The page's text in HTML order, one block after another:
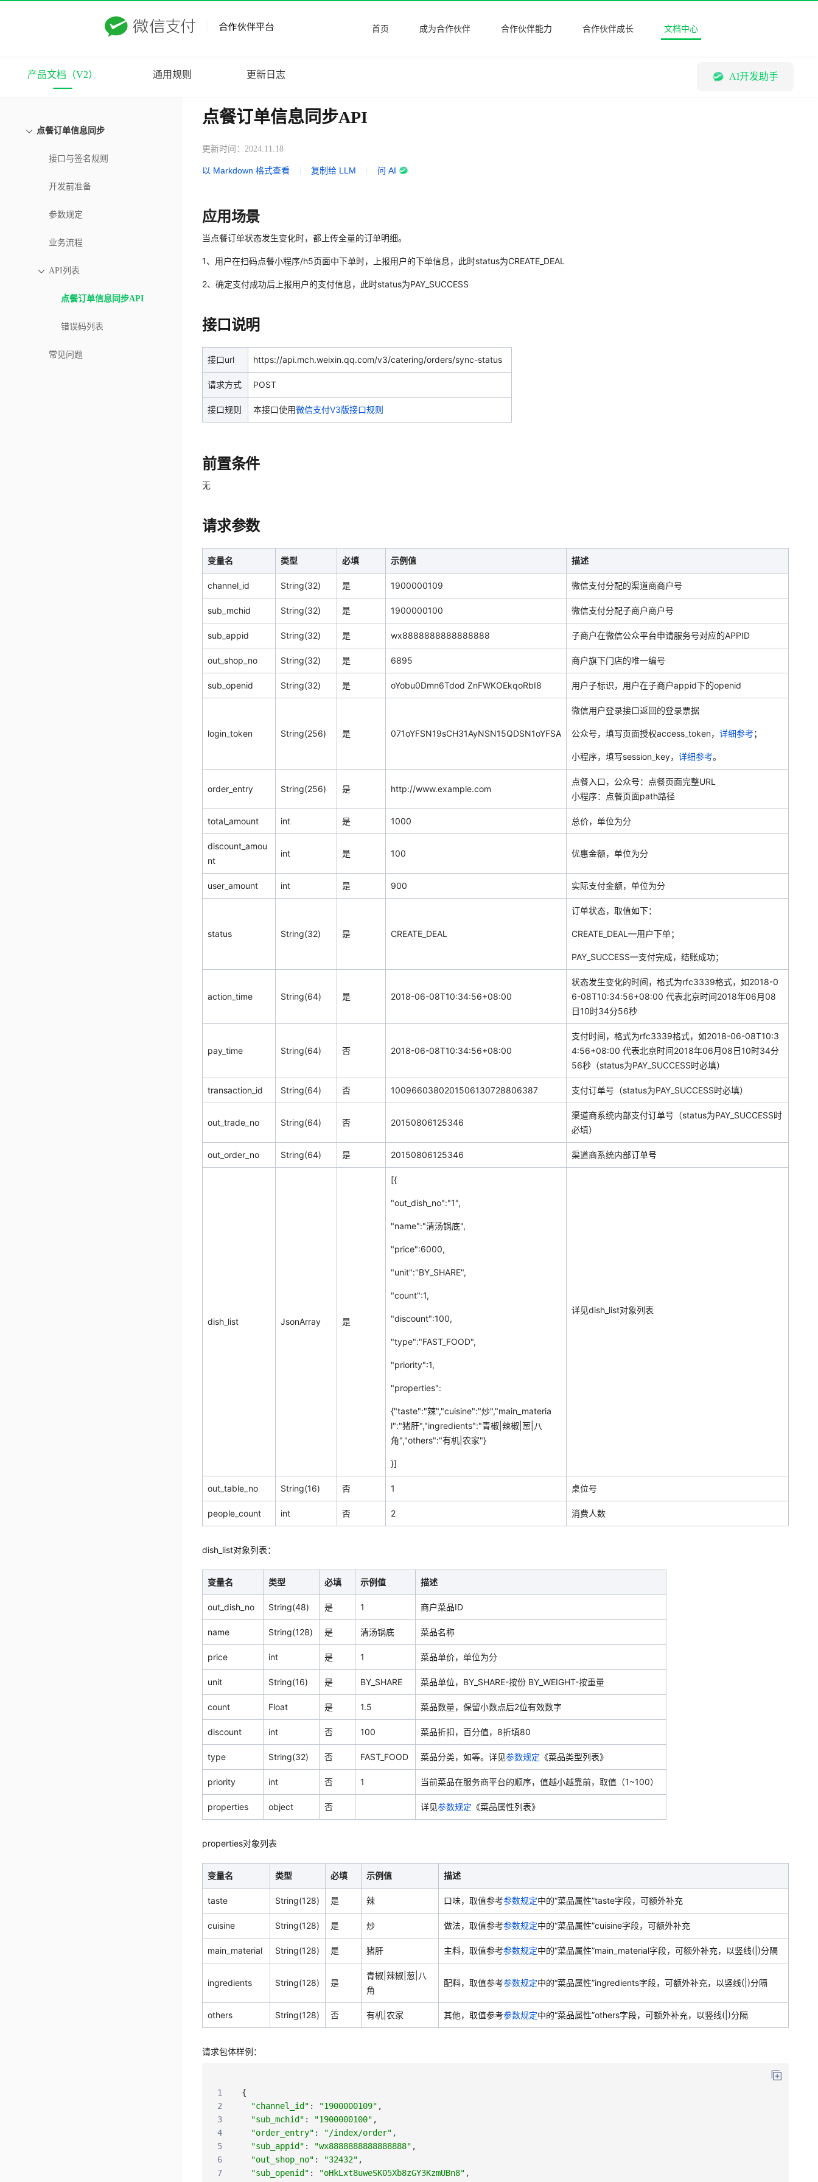
首页 成为合作伙伴 合作伙伴能力 合作伙伴成长 文档中心
产品文档（V2） 通用规则 更新日志 AI开发助手
点餐订单信息同步
接口与签名规则
开发前准备
参数规定
业务流程
API列表
点餐订单信息同步API
错误码列表
常见问题
点餐订单信息同步API
更新时间：2024.11.18
以 Markdown 格式查看 复制给 LLM 问 AI
应用场景
当点餐订单状态发生变化时，都上传全量的订单明细。
1、用户在扫码点餐小程序/h5页面中下单时，上报用户的下单信息，此时status为CREATE_DEAL
2、确定支付成功后上报用户的支付信息，此时status为PAY_SUCCESS
接口说明
接口url https://api.mch.weixin.qq.com/v3/catering/orders/sync-status
请求方式 POST
接口规则 本接口使用微信支付V3版接口规则
前置条件
无
请求参数
变量名 类型 必填 示例值 描述
channel_id String(32) 是 1900000109 微信支付分配的渠道商商户号
sub_mchid String(32) 是 1900000100 微信支付分配子商户商户号
sub_appid String(32) 是 wx8888888888888888 子商户在微信公众平台申请服务号对应的APPID
out_shop_no String(32) 是 6895 商户旗下门店的唯一编号
sub_openid String(32) 是 oYobu0Dmn6Tdod ZnFWKOEkqoRbI8 用户子标识，用户在子商户appid下的openid
login_token String(256) 是 071oYFSN19sCH31AyNSN15QDSN1oYFSA
微信用户登录接口返回的登录票据
公众号，填写页面授权access_token， 详细参考；
小程序，填写session_key， 详细参考。
order_entry String(256) 是 http://www.example.com
点餐入口，公众号：点餐页面完整URL
小程序：点餐页面path路径
total_amount int 是 1000 总价，单位为分
discount_amou
nt
int 是 100 优惠金额，单位为分
user_amount int 是 900 实际支付金额，单位为分
status String(32) 是 CREATE_DEAL
订单状态，取值如下：
CREATE_DEAL—用户下单；
PAY_SUCCESS—支付完成，结账成功；
action_time String(64) 是 2018-06-08T10:34:56+08:00
状态发生变化的时间，格式为rfc3339格式，如2018-0
6-08T10:34:56+08:00 代表北京时间2018年06月08
日10时34分56秒
pay_time String(64) 否 2018-06-08T10:34:56+08:00
支付时间，格式为rfc3339格式，如2018-06-08T10:3
4:56+08:00 代表北京时间2018年06月08日10时34分
56秒（status为PAY_SUCCESS时必填）
transaction_id String(64) 否 1009660380201506130728806387 支付订单号（status为PAY_SUCCESS时必填）
out_trade_no String(64) 否 20150806125346
渠道商系统内部支付订单号（status为PAY_SUCCESS时
必填）
out_order_no String(64) 是 20150806125346 渠道商系统内部订单号
dish_list JsonArray 是
[{
"out_dish_no":"1",
"name":"清汤锅底",
"price":6000,
"unit":"BY_SHARE",
"count":1,
"discount":100,
"type":"FAST_FOOD",
"priority":1,
"properties":
{"taste":"辣","cuisine":"炒","main_materia
l":"猪肝","ingredients":"青椒|辣椒|葱|八
角","others":"有机|农家"}
}]
详见dish_list对象列表
out_table_no String(16) 否 1 桌位号
people_count int 否 2 消费人数
dish_list对象列表：
变量名 类型 必填 示例值 描述
out_dish_no String(48) 是 1 商户菜品ID
name String(128) 是 清汤锅底 菜品名称
price int 是 1 菜品单价，单位为分
unit String(16) 是 BY_SHARE 菜品单位，BY_SHARE-按份 BY_WEIGHT-按重量
count Float 是 1.5 菜品数量，保留小数点后2位有效数字
discount int 否 100 菜品折扣，百分值，8折填80
type String(32) 否 FAST_FOOD 菜品分类，如等。详见参数规定 《菜品类型列表》
priority int 否 1 当前菜品在服务商平台的顺序，值越小越靠前，取值（1~100）
properties object 否 详见参数规定 《菜品属性列表》
properties对象列表
变量名 类型 必填 示例值 描述
taste String(128) 是 辣 口味，取值参考参数规定中的“菜品属性”taste字段，可额外补充
cuisine String(128) 是 炒 做法，取值参考参数规定中的“菜品属性”cuisine字段，可额外补充
main_material String(128) 是 猪肝 主料，取值参考参数规定中的“菜品属性”main_material字段，可额外补充，以竖线(|)分隔
ingredients String(128) 是
青椒|辣椒|葱|八
角
配料，取值参考参数规定中的“菜品属性”ingredients字段，可额外补充，以竖线(|)分隔
others String(128) 否 有机|农家 其他，取值参考参数规定中的“菜品属性”others字段，可额外补充，以竖线(|)分隔
请求包体样例：
1
{
2
"channel_id" : "1900000109" ,
3
"sub_mchid" : "1900000100" ,
4
"order_entry" : "/index/order" ,
5
"sub_appid" : "wx8888888888888888" ,
6
"out_shop_no" : "32432" ,
7
"sub_openid" : "oHkLxt8uweSK05Xb8zGY3KzmUBn8" ,